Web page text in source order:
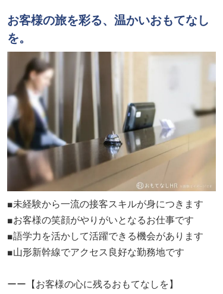
お客様の旅を彩る、温かいおもてなし
を。
■未経験から一流の接客スキルが身につきます
■お客様の笑顔がやりがいとなるお仕事です
■語学力を活かして活躍できる機会があります
■山形新幹線でアクセス良好な勤務地です
ーー【お客様の心に残るおもてなしを】